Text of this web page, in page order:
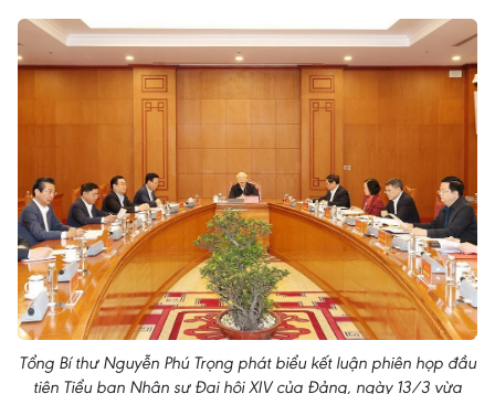
Tổng Bí thư Nguyễn Phú Trọng phát biểu kết luận phiên họp đầu
tiên Tiểu ban Nhân sự Đại hội XIV của Đảng, ngày 13/3 vừa